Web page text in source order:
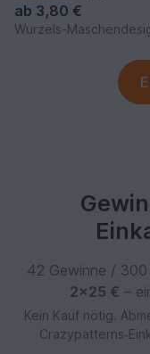
ab 3,80 €
Wurzels-
42 Gewinne /
2×25 € –
Kein Kauf nötig.